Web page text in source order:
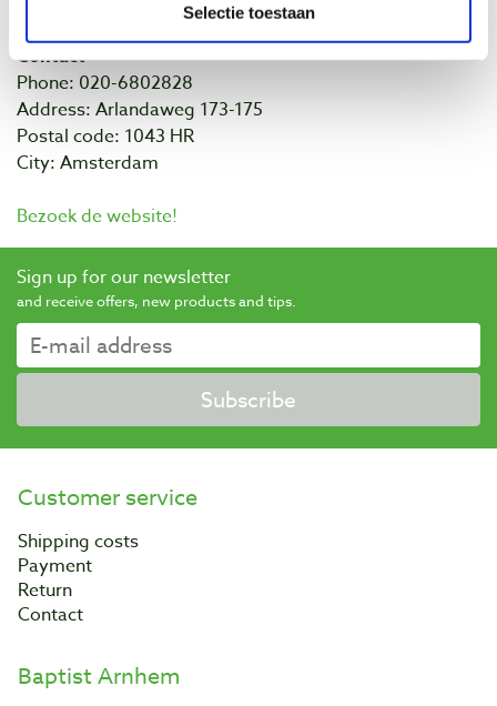
Selectie toestaan
Contact
Phone: 020-6802828
Address: Arlandaweg 173-175
Postal code: 1043 HR
City: Amsterdam
Bezoek de website!
Sign up for our newsletter
and receive offers, new products and tips.
Subscribe
Customer service
Shipping costs
Payment
Return
Contact
Baptist Arnhem